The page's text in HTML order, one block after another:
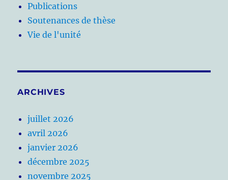
Publications
Soutenances de thèse
Vie de l'unité
ARCHIVES
juillet 2026
avril 2026
janvier 2026
décembre 2025
novembre 2025